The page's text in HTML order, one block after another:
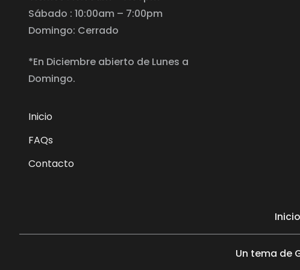
Sábado : 10:00am – 7:00pm
Domingo: Cerrado
*En Diciembre abierto de Lunes a
Domingo.
Inicio
FAQs
Contacto
Inicio
Un tema de